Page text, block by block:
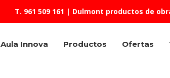
T. 961 509 161 | Dulmont productos de
Aula Innova Productos Ofertas